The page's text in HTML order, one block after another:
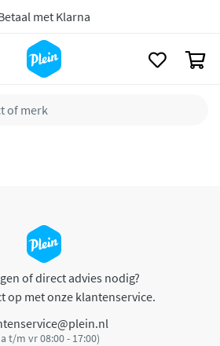
met Klarna
of direct advies nodig?
op met onze klantenservice.
t/m vr 08:00 - 17:00)